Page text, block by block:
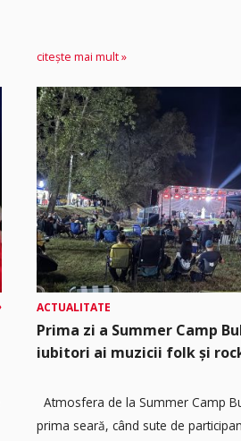
citește mai mult »
ACTUALITATE
Prima zi a Summer Camp
iubitori ai muzicii folk și
Atmosfera de la Summer Camp
prima seară, când sute de